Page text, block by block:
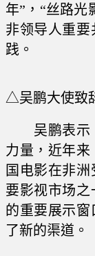
年”，“丝路光
非领导人重
践。
△吴鹏大使致
吴鹏表示，
力量，近年
国电影在非
要影视市场
的重要展示
了新的渠道。